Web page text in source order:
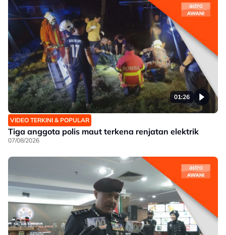
01:26
VIDEO TERKINI & POPULAR
Tiga anggota polis maut terkena renjatan elektrik
07/08/2026